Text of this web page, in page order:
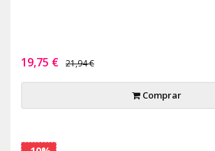
19,75 € 21,94 €
Comprar